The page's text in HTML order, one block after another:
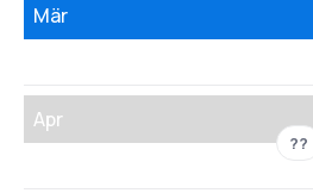
Mär
Apr
??